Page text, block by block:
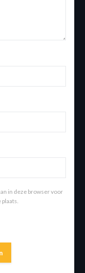
in deze browser voor